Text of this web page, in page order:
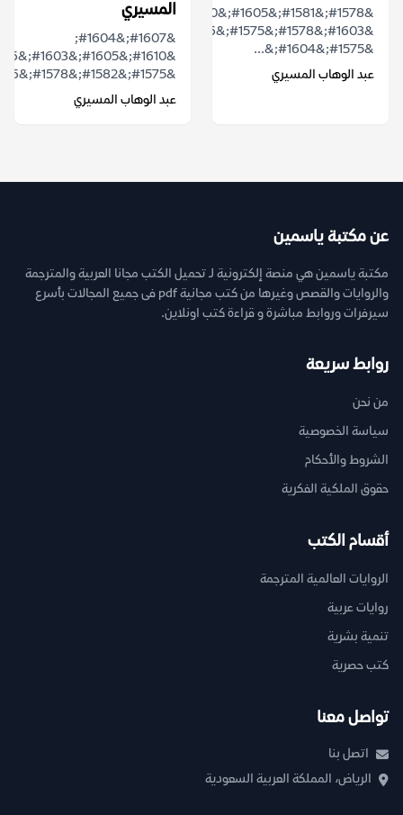
&#1578;&#1581;&#1605;&#1610;&#1604;
&#1575;&#1604;&...
عبد الوهاب المسيري
المسيري
&#1607;&#1604;
&#1575;&#1582;&#1578;&#1586;&#1575;&...
عبد الوهاب المسيري
عن مكتبة ياسمين
مكتبة ياسمين هي منصة إلكترونية لـ تحميل الكتب مجانا العربية والمترجمة
والروايات والقصص وغيرها من كتب مجانية pdf فى جميع المجالات بأسرع
سيرفرات وروابط مباشرة و قراءة كتب اونلاين.
روابط سريعة
من نحن
سياسة الخصوصية
الشروط والأحكام
حقوق الملكية الفكرية
أقسام الكتب
الروايات العالمية المترجمة
روايات عربية
تنمية بشرية
كتب حصرية
تواصل معنا
اتصل بنا
الرياض، المملكة العربية السعودية